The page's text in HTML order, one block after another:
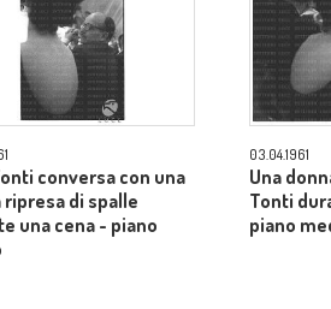
conversa con una
ripresa di spalle
una cena - piano
03.04.1961
Una
Tonti
piano